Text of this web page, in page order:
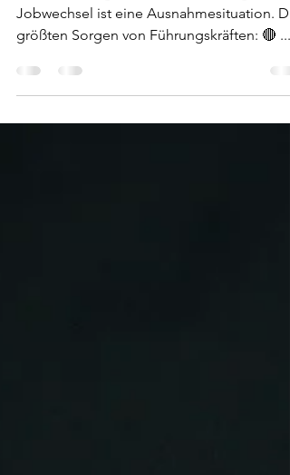
jetzt?
Jobwechsel ist eine Ausnahmesituation.
größten Sorgen von Führungskräften: 🔴 ...